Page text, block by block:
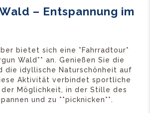
– Entspannung im
bietet sich eine *Fahrradtour*
Wald** an. Genießen Sie die
die idyllische Naturschönheit auf
Aktivität verbindet sportliche
Möglichkeit, in der Stille des
und zu **picknicken**.